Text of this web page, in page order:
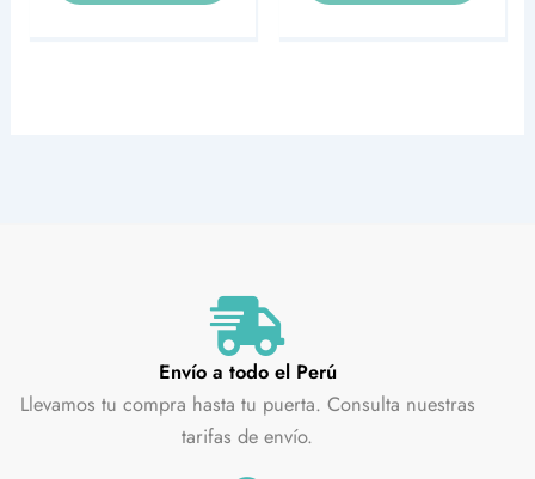
Envío a todo el Perú
Llevamos tu compra hasta tu puerta. Consulta nuestras
tarifas de envío.